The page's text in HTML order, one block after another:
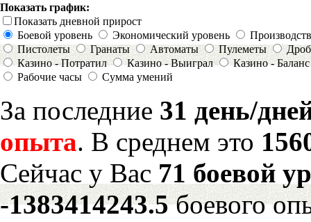
Показать график:
Показать дневной прирост
Боевой уровень
Экономический уровень
Пистолеты
Гранаты Автоматы Пулеметы
Казино - Потратил
Казино - Выиграл
Казино - Баланс
Рабочие часы
Сумма умений
За последние 31 день/
опыта. В среднем это
Сейчас у Вас 71 боевой
-1383414243.5боевого